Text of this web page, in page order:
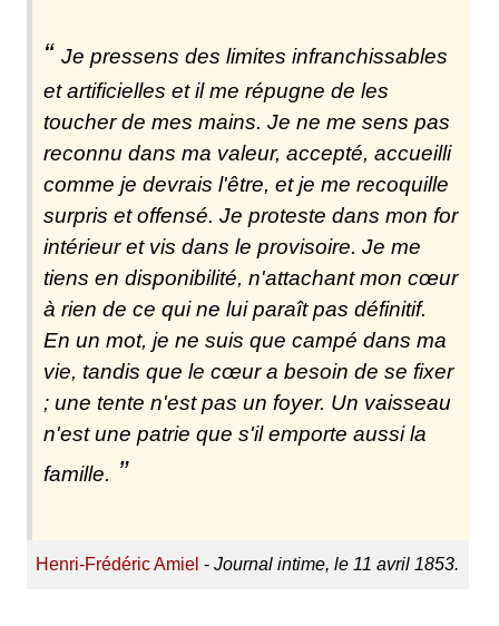
Je pressens des limites infranchissables
et artificielles et il me répugne de les
toucher de mes mains. Je ne me sens pas
reconnu dans ma valeur, accepté, accueilli
comme je devrais l'être, et je me recoquille
surpris et offensé. Je proteste dans mon for
intérieur et vis dans le provisoire. Je me
tiens en disponibilité, n'attachant mon cœur
à rien de ce qui ne lui paraît pas définitif.
En un mot, je ne suis que campé dans ma
vie, tandis que le cœur a besoin de se fixer
; une tente n'est pas un foyer. Un vaisseau
n'est une patrie que s'il emporte aussi la
famille.
Henri-Frédéric Amiel -Journal intime, le 11 avril 1853.